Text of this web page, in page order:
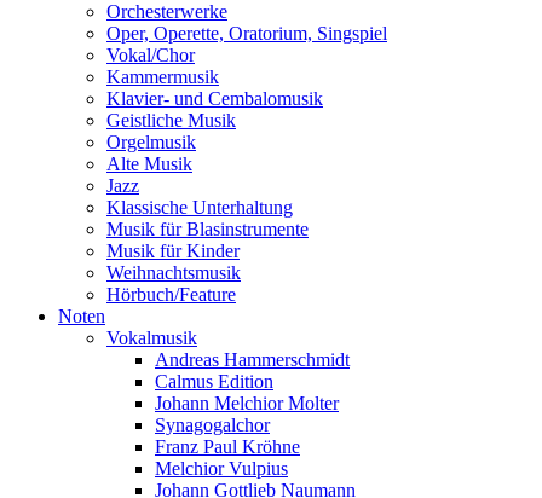
Orchesterwerke
Oper, Operette, Oratorium, Singspiel
Vokal/Chor
Kammermusik
Klavier- und Cembalomusik
Geistliche Musik
Orgelmusik
Alte Musik
Jazz
Klassische Unterhaltung
Musik für Blasinstrumente
Musik für Kinder
Weihnachtsmusik
Hörbuch/Feature
Noten
Vokalmusik
Andreas Hammerschmidt
Calmus Edition
Johann Melchior Molter
Synagogalchor
Franz Paul Kröhne
Melchior Vulpius
Johann Gottlieb Naumann